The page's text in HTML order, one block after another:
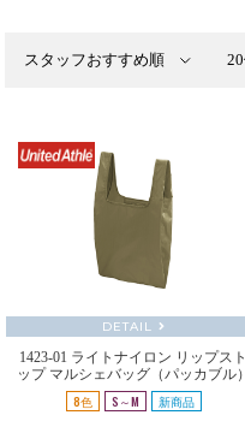
DETAIL
1423-01 ライトナイロン リップスト
ップ マルシェバッグ（パッカブル）
8色 S～M 新商品